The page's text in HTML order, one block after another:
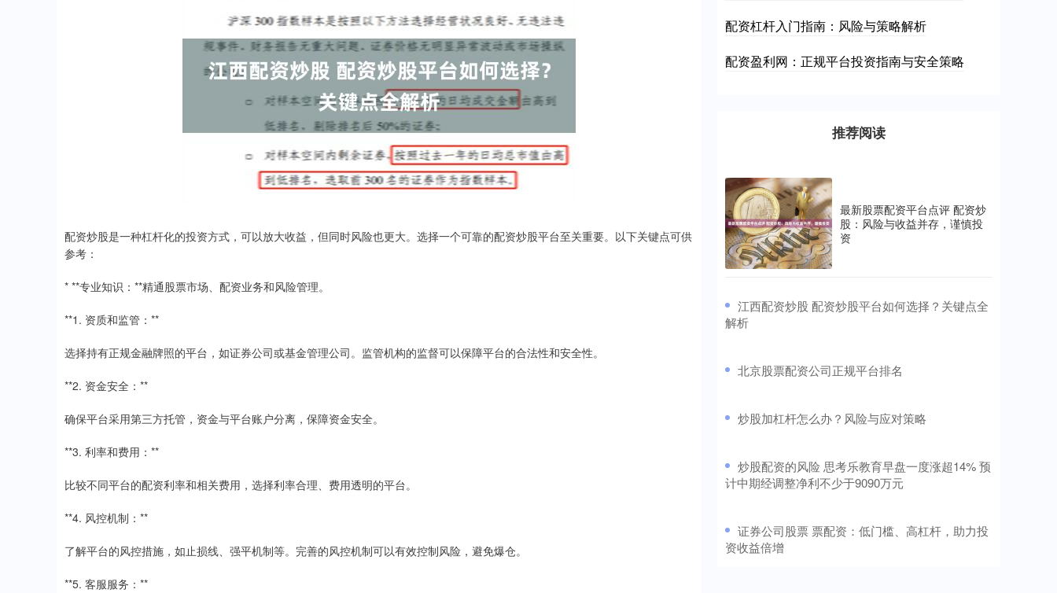
配资炒股是一种杠杆化的投资方式，可以放大收益，但同时风险也更大。选择一个可靠的配资炒股平台至关重要。以下关键点可供
参考：
* **专业知识：**精通股票市场、配资业务和风险管理。
**1. 资质和监管：**
选择持有正规金融牌照的平台，如证券公司或基金管理公司。监管机构的监督可以保障平台的合法性和安全性。
**2. 资金安全：**
确保平台采用第三方托管，资金与平台账户分离，保障资金安全。
**3. 利率和费用：**
比较不同平台的配资利率和相关费用，选择利率合理、费用透明的平台。
**4. 风控机制：**
了解平台的风控措施，如止损线、强平机制等。完善的风控机制可以有效控制风险，避免爆仓。
**5. 客服服务：**
配资杠杆入门指南：风险与策略解析
配资盈利网：正规平台投资指南与安全策略
推荐阅读
最新股票配资平台点评 配资炒
股：风险与收益并存，谨慎投
资
​江西配资炒股 配资炒股平台如何选择？关键点全
解析
​北京股票配资公司正规平台排名
​炒股加杠杆怎么办？风险与应对策略
​炒股配资的风险 思考乐教育早盘一度涨超14% 预
计中期经调整净利不少于9090万元
​证券公司股票 票配资：低门槛、高杠杆，助力投
资收益倍增